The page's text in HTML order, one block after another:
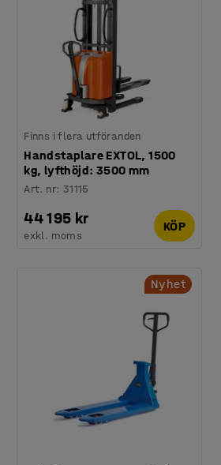
Finns i flera utföranden
Handstaplare EXTOL, 1500
kg, lyfthöjd: 3500 mm
Art. nr: 31115
44 195 kr
exkl. moms
KÖP
Nyhet